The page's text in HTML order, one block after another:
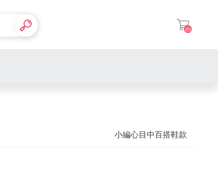
(0)
小編心目中百搭鞋款